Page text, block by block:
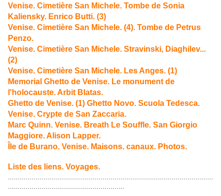
Venise. Cimetière San Michele. Tombe de Sonia
Kaliensky. Enrico Butti. (3)
Venise. Cimetière San Michele. (4). Tombe de Petrus
Penzo.
Venise. Cimetière San Michele. Stravinski, Diaghilev...
(2)
Venise. Cimetière San Michele. Les Anges. (1)
Memorial Ghetto de Venise. Le monument de
l'holocauste. Arbit Blatas.
Ghetto de Venise. (1) Ghetto Novo. Scuola Tedesca.
Venise. Crypte de San Zaccaria.
Marc Quinn. Venise. Breath Le Souffle. San Giorgio
Maggiore. Alison Lapper.
Île de Burano. Venise. Maisons. canaux. Photos.
Liste des liens. Voyages.